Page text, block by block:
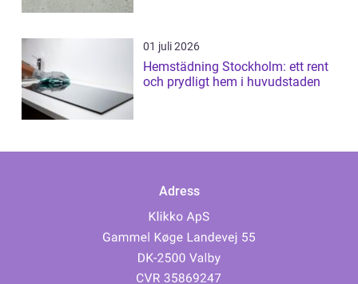
01 juli 2026
Hemstädning Stockholm: ett rent
och prydligt hem i huvudstaden
Adress